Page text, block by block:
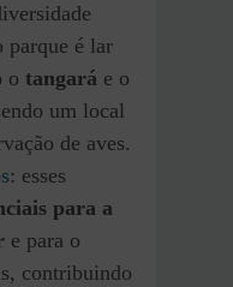
parque é lar
o tangará e o
um local
de aves.
: esses
para a
e para o
contribuindo